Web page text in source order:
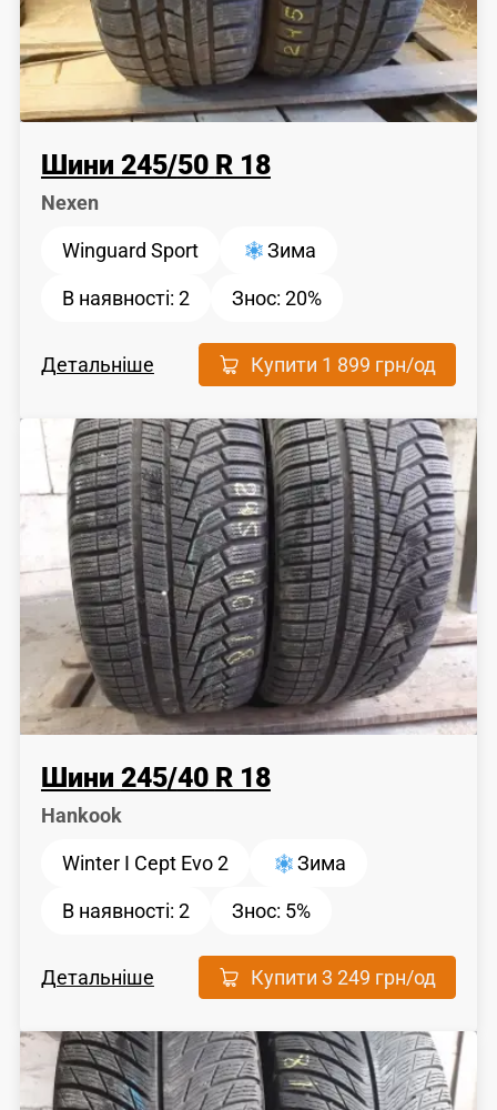
Шини 245/50 R 18
Nexen
Winguard Sport Зима
В наявності: 2 Знос:20%
Детальніше Купити 1 899 грн/од
Шини 245/40 R 18
Hankook
Winter I Cept Evo 2 Зима
В наявності: 2 Знос: 5%
Детальніше Купити3 249 грн/од